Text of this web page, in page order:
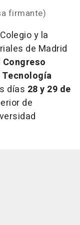
firmante)
y la
de Madrid
Congreso
días 28 y 29 de
de